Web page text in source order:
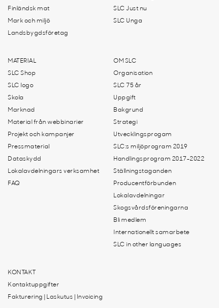
Finländsk mat
Mark och miljö
Landsbygdsföretag
SLC Just nu
SLC Unga
MATERIAL
SLC Shop
SLC logo
Skola
Marknad
Material från webbinarier
Projekt och kampanjer
Pressmaterial
Dataskydd
Lokalavdelningars verksamhet
FAQ
OM SLC
Organisation
SLC 75 år
Uppgift
Bakgrund
Strategi
Utvecklingsprogam
SLC:s miljöprogram 2019
Handlingsprogram 2017-2022
Ställningstaganden
Producentförbunden
Lokalavdelningar
Skogsvårdsföreningarna
Bli medlem
Internationellt samarbete
SLC in other languages
KONTAKT
Kontaktuppgifter
Fakturering | Laskutus | Invoicing